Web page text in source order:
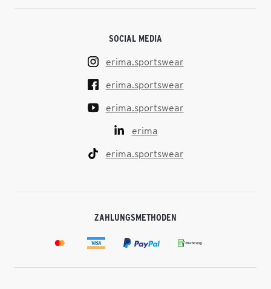
SOCIAL MEDIA
erima.sportswear
erima.sportswear
erima.sportswear
erima
erima.sportswear
ZAHLUNGSMETHODEN